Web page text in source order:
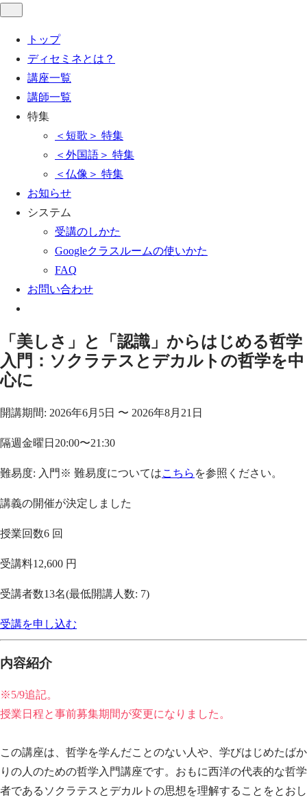
トップ
ディセミネとは？
講座一覧
講師一覧
特集
＜短歌＞ 特集
＜外国語＞ 特集
＜仏像＞ 特集
お知らせ
システム
受講のしかた
Googleクラスルームの使いかた
FAQ
お問い合わせ
「美しさ」と「認識」からはじめる哲学
入門：ソクラテスとデカルトの哲学を中
心に
開講期間: 2026年6月5日 〜 2026年8月21日
隔週金曜日20:00〜21:30
難易度: 入門 ※ 難易度についてはこちら を参照ください。
講義の開催が決定しました
授業回数6 回
受講料12,600 円
受講者数13名(最低開講人数: 7)
受講を申し込む
内容紹介
※5/9追記。
授業日程と事前募集期間が変更になりました。
この講座は、哲学を学んだことのない人や、学びはじめたばか
りの人のための哲学入門講座です。おもに西洋の代表的な哲学
者であるソクラテスとデカルトの思想を理解することをとおし